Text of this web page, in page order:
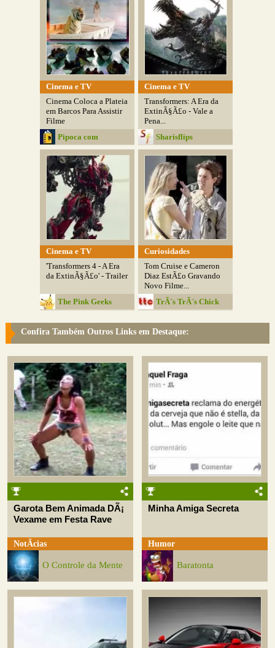
Cinema e TV
Cinema Coloca a Plateia
em Barcos Para Assistir
Filme
Pipoca com
Manteiga
Cinema e TV
Transformers: A Era da
ExtinÃ§Ã£o - Vale a
Pena...
Sharisflips
Cinema e TV
'Transformers 4 - A Era
da ExtinÃ§Ã£o' - Trailer
The Pink Geeks
Curiosidades
Tom Cruise e Cameron
Diaz EstÃ£o Gravando
Novo Filme...
TrÃ¨s TrÃ¨s Chick
Confira Também Outros Links em Destaque:
Garota Bem Animada DÃ¡
Vexame em Festa Rave
NotÃ­cias
O Controle da Mente
Minha Amiga Secreta
Humor
Baratonta